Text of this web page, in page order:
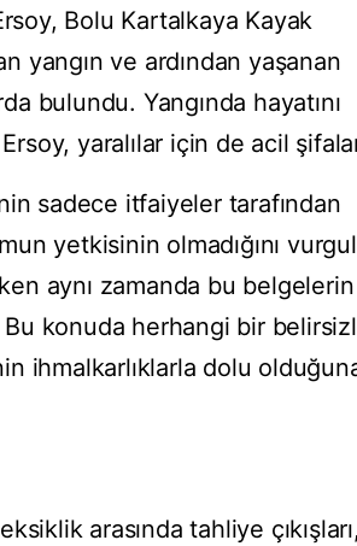
Bolu Kartalkaya Kayak
yangın ve ardından yaşanan
bulundu. Yangında hayatını
yaralılar için de acil
sadece itfaiyeler tarafından
yetkisinin olmadığını
aynı zamanda bu belgelerin
konuda herhangi bir
ihmalkarlıklarla dolu
arasında tahliye